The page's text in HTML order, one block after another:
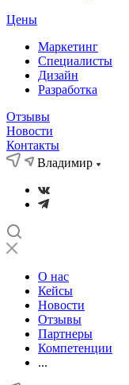
Цены
Маркетинг
Специалисты
Дизайн
Разработка
Отзывы
Новости
Контакты
Владимир
О нас
Кейсы
Новости
Отзывы
Партнеры
Компетенции
...